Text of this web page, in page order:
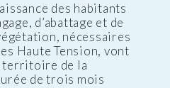
des habitants
d’abattage et de
nécessaires
Haute Tension, vont
territoire de la
de trois mois